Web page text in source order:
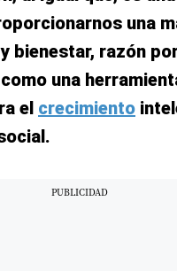
una
y bienestar, razón
una
el crecimiento